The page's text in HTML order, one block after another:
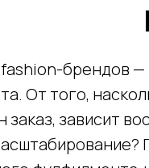
брендов —
От того,
заказ, зависит